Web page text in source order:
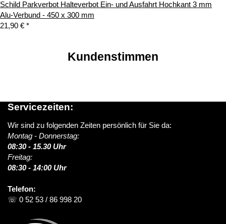
Schild Parkverbot Halteverbot Ein- und Ausfahrt Hochkant 3 mm
Alu-Verbund - 450 x 300 mm
21,90 € *
Kundenstimmen
Servicezeiten:
Wir sind zu folgenden Zeiten persönlich für Sie da:
Montag - Donnerstag:
08:30 - 15.30 Uhr
Freitag:
08:30 - 14:00 Uhr
Telefon:
☏ 0 52 53 / 86 998 20